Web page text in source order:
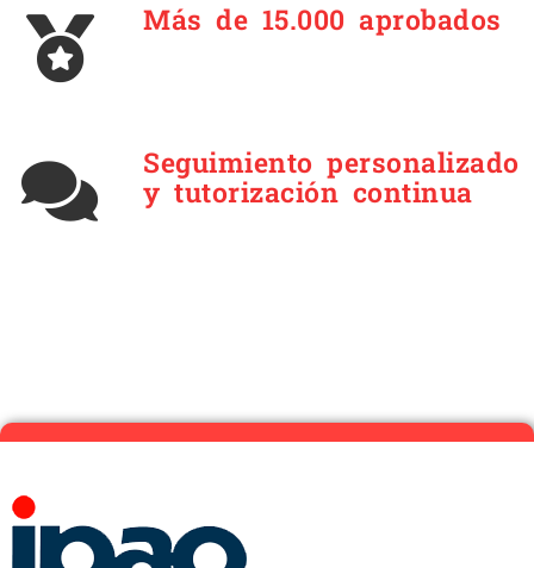
Más de 15.000 aprobados
Seguimiento personalizado
y tutorización continua